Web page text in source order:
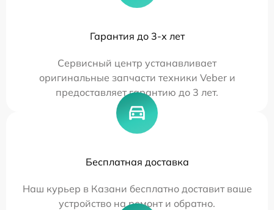
Гарантия до 3-х лет
Сервисный центр устанавливает
оригинальные запчасти техники Veber и
предоставляет гарантию до 3 лет.
Бесплатная доставка
Наш курьер в Казани бесплатно доставит ваше
устройство на ремонт и обратно.